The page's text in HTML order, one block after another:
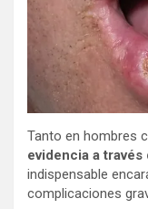
Tanto en hombres
evidencia a
indispensable
complicaciones